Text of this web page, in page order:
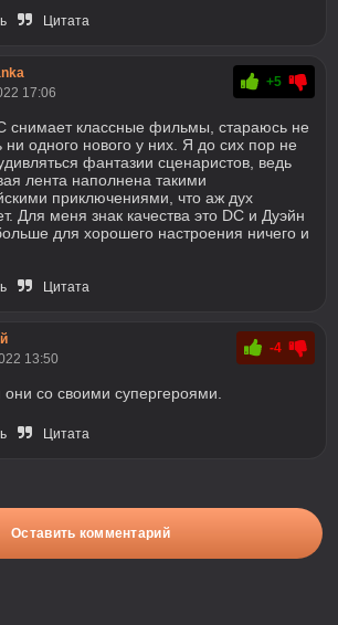
Цитата
17:06
+5
снимает классные фильмы, стараюсь не
ни одного нового у них. Я до сих пор не
фантазии сценаристов, ведь
лента наполнена такими
приключениями, что аж дух
Для меня знак качества это DC и Дуэйн
для хорошего настроения ничего и
Цитата
13:50
-4
со своими супергероями.
Цитата
Оставить комментарий